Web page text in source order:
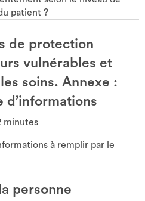
patient ?
de protection
vulnérables et
soins. Annexe :
minutes
à remplir par le
personne